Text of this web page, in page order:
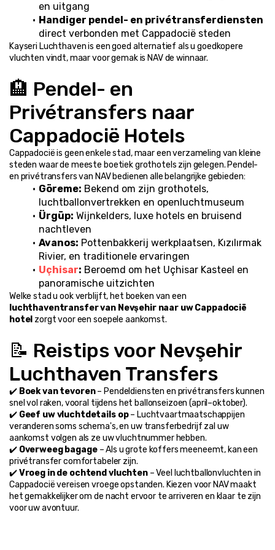
en uitgang
Handiger pendel- en privétransferdiensten
direct verbonden met Cappadocië steden
Kayseri Luchthaven is een goed alternatief als u goedkopere
vluchten vindt, maar voor gemak is NAV de winnaar.
🏨 Pendel- en
Privétransfers naar
Cappadocië Hotels
Cappadocië is geen enkele stad, maar een verzameling van kleine
steden waar de meeste boetiek grothotels zijn gelegen. Pendel-
en privétransfers van NAV bedienen alle belangrijke gebieden:
Göreme: Bekend om zijn grothotels,
luchtballonvertrekken en openluchtmuseum
Ürgüp: Wijnkelders, luxe hotels en bruisend
nachtleven
Avanos: Pottenbakkerij werkplaatsen, Kızılırmak
Rivier, en traditionele ervaringen
Uçhisar: Beroemd om het Uçhisar Kasteel en
panoramische uitzichten
luchthaventransfer van Nevşehir naar uw Cappadocië
hotel zorgt voor een soepele aankomst.
📝 Reistips voor Nevşehir
Luchthaven Transfers
✔️ Boek van tevoren – Pendeldiensten en privétransfers kunnen
snel vol raken, vooral tijdens het ballonseizoen (april–oktober).
✔️ Geef uw vluchtdetails op – Luchtvaartmaatschappijen
veranderen soms schema's, en uw transferbedrijf zal uw
aankomst volgen als ze uw vluchtnummer hebben.
✔️ Overweeg bagage – Als u grote koffers meeneemt, kan een
privétransfer comfortabeler zijn.
✔️ Vroeg in de ochtend vluchten – Veel luchtballonvluchten in
Cappadocië vereisen vroege opstanden. Kiezen voor NAV maakt
het gemakkelijker om de nacht ervoor te arriveren en klaar te zijn
voor uw avontuur.